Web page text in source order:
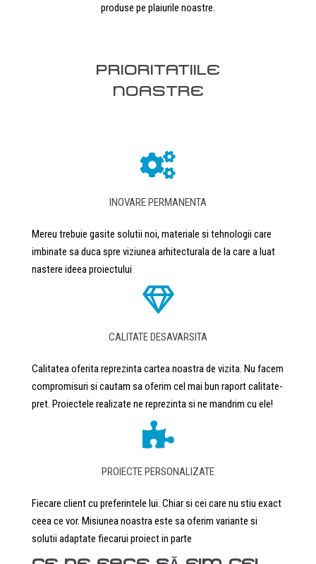
produse pe plaiurile noastre.
PRIORITATIILE
NOASTRE
INOVARE PERMANENTA
Mereu trebuie gasite solutii noi, materiale si tehnologii care
imbinate sa duca spre viziunea arhitecturala de la care a luat
nastere ideea proiectului
CALITATE DESAVARSITA
Calitatea oferita reprezinta cartea noastra de vizita. Nu facem
compromisuri si cautam sa oferim cel mai bun raport calitate-
pret. Proiectele realizate ne reprezinta si ne mandrim cu ele!
PROIECTE PERSONALIZATE
Fiecare client cu preferintele lui. Chiar si cei care nu stiu exact
ceea ce vor. Misiunea noastra este sa oferim variante si
solutii adaptate fiecarui proiect in parte